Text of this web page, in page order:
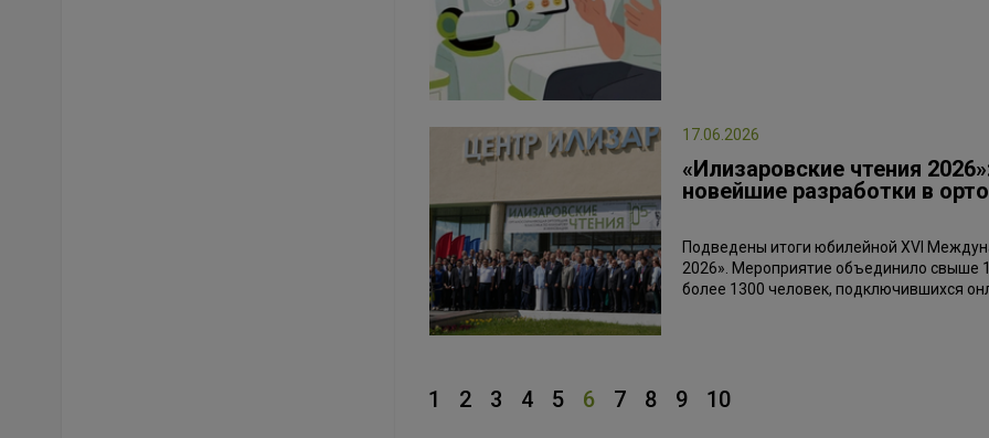
17.06.2026
«Илизаровские чтения
новейшие разработки в
Подведены итоги юбилейной XVI
2026». Мероприятие объединило свыше
более 1300 человек, подключившихся
1 2 3 4 5 6 7 8 9 10